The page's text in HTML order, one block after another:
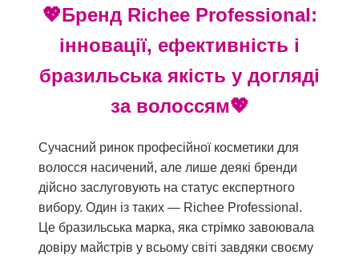
💖Бренд Richee Professional:
інновації, ефективність і
бразильська якість у догляді
за волоссям💖
Сучасний ринок професійної косметики для
волосся насичений, але лише деякі бренди
дійсно заслуговують на статус експертного
вибору. Один із таких — Richee Professional.
Це бразильська марка, яка стрімко завоювала
довіру майстрів у всьому світі завдяки своєму